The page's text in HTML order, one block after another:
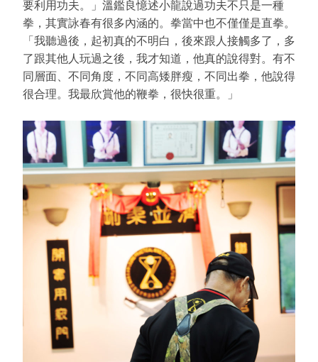
要利用功夫。」溫鑑良憶述小龍說過功夫不只是一種
拳，其實詠春有很多內涵的。拳當中也不僅僅是直拳。
「我聽過後，起初真的不明白，後來跟人接觸多了，多
了跟其他人玩過之後，我才知道，他真的說得對。有不
同層面、不同角度，不同高矮胖瘦，不同出拳，他說得
很合理。我最欣賞他的鞭拳，很快很重。」